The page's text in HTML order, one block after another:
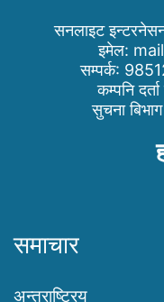
सनलाइट
इमेल:
सम्पर्क:
कम्पनि
सुचना
समाचार
अन्तराष्ट्रिय